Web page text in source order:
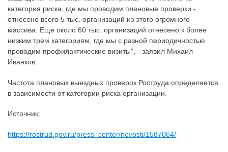
категория риска, где мы проводим плановые проверки -
отнесено всего 5 тыс. организаций из этого огромного
массива. Еще около 60 тыс. организаций отнесено к более
низким трем категориям, где мы с разной периодичностью
проводим профилактические визиты", - заявил Михаил
Иванков.
Частота плановых выездных проверок Роструда определяется
в зависимости от категории риска организации.
Источник:
https://rostrud.gov.ru/press_center/novosti/1587064/